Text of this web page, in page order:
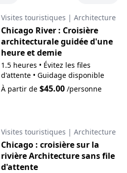
Visites touristiques | Architecture
Chicago River : Croisière
architecturale guidée d'une
heure et demie
1.5 heures • Évitez les files
d'attente • Guidage disponible
À partir de $45.00/personne
Visites touristiques | Architecture
Chicago : croisière sur la
rivière Architecture sans file
d'attente